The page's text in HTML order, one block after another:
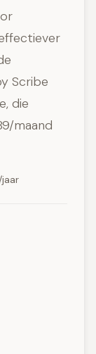
Scribe
die
maand